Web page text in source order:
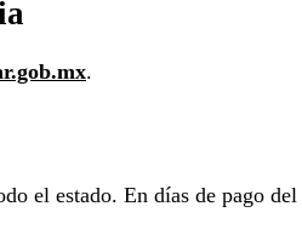
.
el estado. En días de pago del